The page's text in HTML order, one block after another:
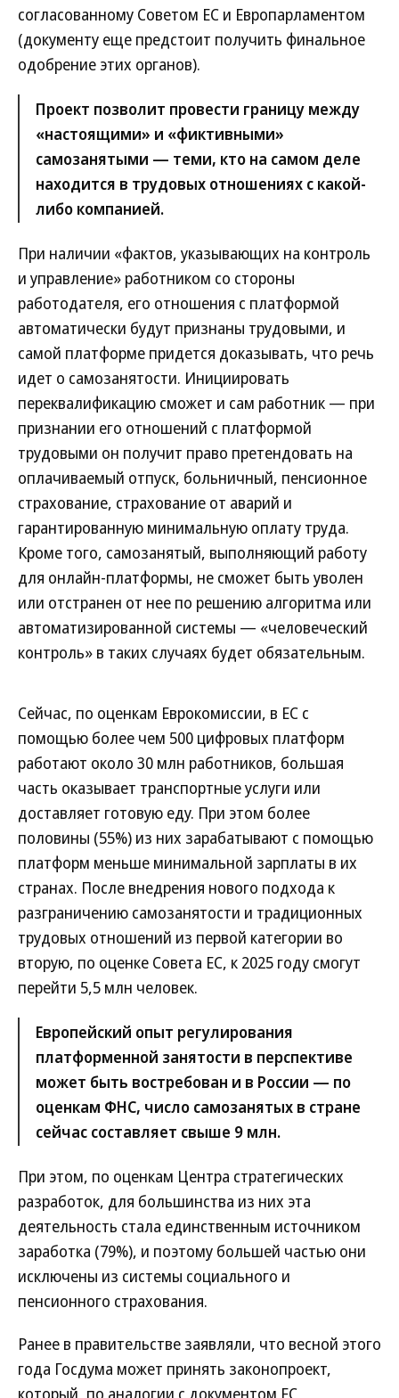
согласованному Советом ЕС и Европарламентом
(документу еще предстоит получить финальное
одобрение этих органов).
Проект позволит провести границу между
«настоящими» и «фиктивными»
самозанятыми — теми, кто на самом деле
находится в трудовых отношениях с какой-
либо компанией.
При наличии «фактов, указывающих на контроль
и управление» работником со стороны
работодателя, его отношения с платформой
автоматически будут признаны трудовыми, и
самой платформе придется доказывать, что речь
идет о самозанятости. Инициировать
переквалификацию сможет и сам работник — при
признании его отношений с платформой
трудовыми он получит право претендовать на
оплачиваемый отпуск, больничный, пенсионное
страхование, страхование от аварий и
гарантированную минимальную оплату труда.
Кроме того, самозанятый, выполняющий работу
для онлайн-платформы, не сможет быть уволен
или отстранен от нее по решению алгоритма или
автоматизированной системы — «человеческий
контроль» в таких случаях будет обязательным.
Сейчас, по оценкам Еврокомиссии, в ЕС с
помощью более чем 500 цифровых платформ
работают около 30 млн работников, большая
часть оказывает транспортные услуги или
доставляет готовую еду. При этом более
половины (55%) из них зарабатывают с помощью
платформ меньше минимальной зарплаты в их
странах. После внедрения нового подхода к
разграничению самозанятости и традиционных
трудовых отношений из первой категории во
вторую, по оценке Совета ЕС, к 2025 году смогут
перейти 5,5 млн человек.
Европейский опыт регулирования
платформенной занятости в перспективе
может быть востребован и в России — по
оценкам ФНС, число самозанятых в стране
сейчас составляет свыше 9 млн.
При этом, по оценкам Центра стратегических
разработок, для большинства из них эта
деятельность стала единственным источником
заработка (79%), и поэтому большей частью они
исключены из системы социального и
пенсионного страхования.
Ранее в правительстве заявляли, что весной этого
года Госдума может принять законопроект,
который, по аналогии с документом ЕС,